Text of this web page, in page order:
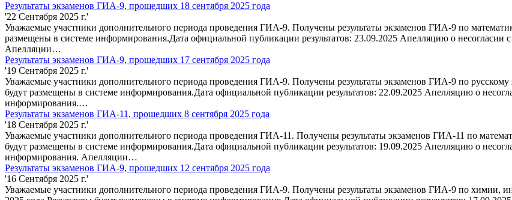
Результаты экзаменов ГИА-9, прошедших 18 сентября 2025 года
'22 Сентября 2025 г.'
Уважаемые участники дополнительного периода проведения ГИА-9. Получены результаты экзаменов ГИА-9 по
размещены в системе информирования.Дата официальной публикации результатов: 23.09.2025 Апелляцию о
Апелляции…
Результаты экзаменов ГИА-9, прошедших 17 сентября 2025 года
'19 Сентября 2025 г.'
Уважаемые участники дополнительного периода проведения ГИА-9. Получены результаты экзаменов ГИА-9 по
будут размещены в системе информирования.Дата официальной публикации результатов: 22.09.2025 Апелляцию о
информирования.…
Результаты экзаменов ГИА-11, прошедших 8 сентября 2025 года
'18 Сентября 2025 г.'
Уважаемые участники дополнительного периода проведения ГИА-11. Получены результаты экзаменов ГИА-11 по
будут размещены в системе информирования.Дата официальной публикации результатов: 19.09.2025 Апелляцию о
информирования. Апелляции…
Результаты экзаменов ГИА-9, прошедших 12 сентября 2025 года
'16 Сентября 2025 г.'
Уважаемые участники дополнительного периода проведения ГИА-9. Получены результаты экзаменов ГИА-9 по химии,